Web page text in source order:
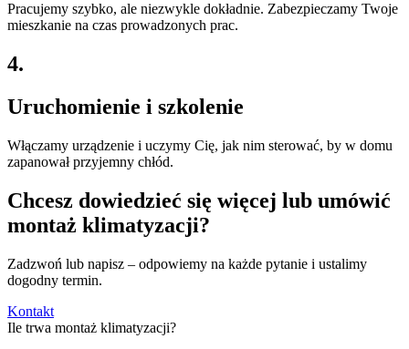
Pracujemy szybko, ale niezwykle dokładnie. Zabezpieczamy Twoje
mieszkanie na czas prowadzonych prac.
4.
Uruchomienie i szkolenie
Włączamy urządzenie i uczymy Cię, jak nim sterować, by w domu
zapanował przyjemny chłód.
Chcesz dowiedzieć się więcej lub umówić
montaż klimatyzacji?
Zadzwoń lub napisz – odpowiemy na każde pytanie i ustalimy
dogodny termin.
Kontakt
Ile trwa montaż klimatyzacji?